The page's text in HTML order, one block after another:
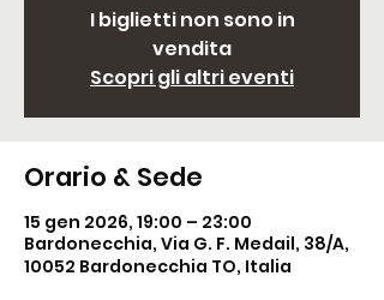
I biglietti non sono in
vendita
Scopri gli altri eventi
Orario & Sede
15 gen 2026, 19:00 – 23:00
Bardonecchia, Via G. F. Medail, 38/A,
10052 Bardonecchia TO, Italia